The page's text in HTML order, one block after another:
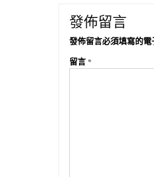
發佈留言
發佈留言必須填寫的電
留言 *